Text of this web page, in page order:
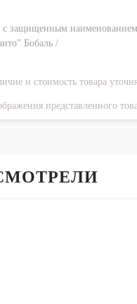
защищенным наименованием
Бобаль /
и стоимость товара
представленного